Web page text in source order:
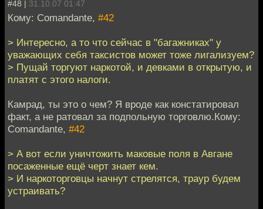
#48 | 31.10.07 01:47
Кому: Comandante, #42
> Интересно, а то что сейчас в "багажниках" у
уважающих себя таксистов может тоже лигализуем?
> Пущай торгуют наркотой, и девками в открытую, и
платят с этого налоги.
Камрад, ты это о чем? Я вроде как констатировал
факт, а не ратовал за подпольную торговлю.Кому:
Comandante, #42
> А вот если уничтожить маковые поля в Авгане
посаженные ещё черт знает кем.
> И наркоторговцы начнут стрелятся, траур будем
устраивать?